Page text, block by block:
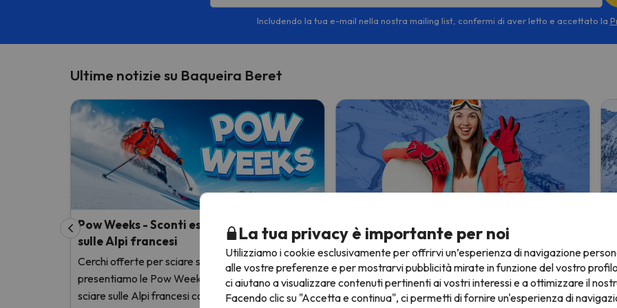
Includendo la tua e-mail nella nostra mailing list, confermi di aver letto e accettato la
Ultime notizie su Baqueira Beret
Pow Weeks - Sconti esclusivi per sciare
sulle Alpi francesi
Cerchi offerte per sciare sulle Alpi francesi? Ti
presentiamo le Pow Weeks, offerte esclusive per
sciare sulle Alpi francesi con sconti incredibili.
Prenota la tua settimana bianca con
cancellazione gratuita per la stagione
2026/2027 su Esquiades.com!
Prenota la tua settimana bianca in tutta tranquillità,
sapendo che ti garantiamo un rimborso totale!
Il
La tua privacy è importante per noi
Utilizziamo i cookie esclusivamente per offrirvi un’esperienza di navigazione
alle vostre preferenze e per mostrarvi pubblicità mirate in funzione del vostro
ci aiutano a visualizzare contenuti pertinenti ai vostri interessi e a ottimizzare il
Facendo clic su "Accetta e continua", ci permetti di fornire un'esperienza di